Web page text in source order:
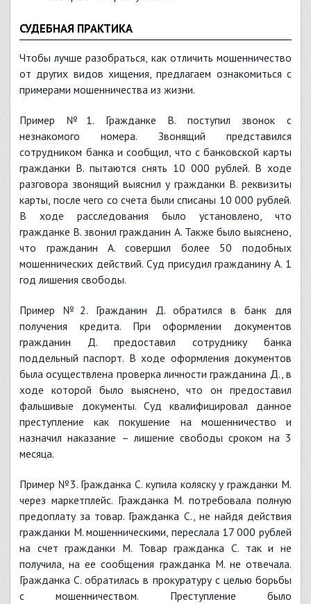
СУДЕБНАЯ ПРАКТИКА
Чтобы лучше разобраться, как отличить мошенничество
от других видов хищения, предлагаем ознакомиться с
примерами мошенничества из жизни.
Пример №1. Гражданке В. поступил звонок с
незнакомого номера. Звонящий представился
сотрудником банка и сообщил, что с банковской карты
гражданки В. пытаются снять 10 000 рублей. В ходе
разговора звонящий выяснил у гражданки В. реквизиты
карты, после чего со счета были списаны 10 000 рублей.
В ходе расследования было установлено, что
гражданке В. звонил гражданин А. Также было выяснено,
что гражданин А. совершил более 50 подобных
мошеннических действий. Суд присудил гражданину А. 1
год лишения свободы.
Пример №2. Гражданин Д. обратился в банк для
получения кредита. При оформлении документов
гражданин Д. предоставил сотруднику банка
поддельный паспорт. В ходе оформления документов
была осуществлена проверка личности гражданина Д., в
ходе которой было выяснено, что он предоставил
фальшивые документы. Суд квалифицировал данное
преступление как покушение на мошенничество и
назначил наказание – лишение свободы сроком на 3
месяца.
Пример №3. Гражданка С. купила коляску у гражданки М.
через маркетплейс. Гражданка М. потребовала полную
предоплату за товар. Гражданка С., не найдя действия
гражданки М. мошенническими, переслала 17 000 рублей
на счет гражданки М. Товар гражданка С. так и не
получила, на ее сообщения гражданка М. не отвечала.
Гражданка С. обратилась в прокуратуру с целью борьбы
с мошенничеством. Преступление было